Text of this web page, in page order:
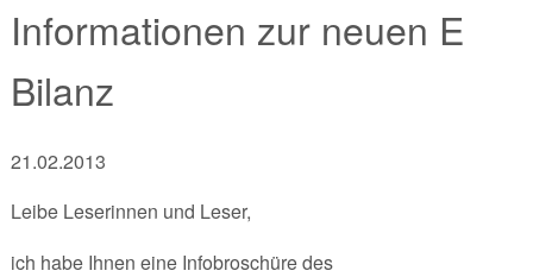
Informationen zur neuen E
Bilanz
21.02.2013
Leibe Leserinnen und Leser,
ich habe Ihnen eine Infobroschüre des